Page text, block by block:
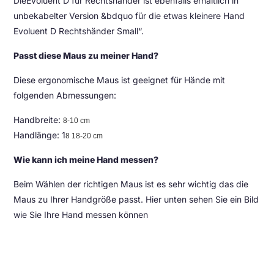
unbekabelter Version &bdquo für die etwas kleinere Hand
Evoluent D Rechtshänder Small“.
Passt diese Maus zu meiner Hand?
Diese ergonomische Maus ist geeignet für Hände mit
folgenden Abmessungen:
Handbreite:8-10 cm
Handlänge: 18 18-20 cm
Wie kann ich meine Hand messen?
Beim Wählen der richtigen Maus ist es sehr wichtig das die
Maus zu Ihrer Handgröße passt. Hier unten sehen Sie ein Bild
wie Sie Ihre Hand messen können